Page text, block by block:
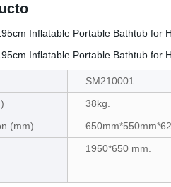
SM210001
38kg.
(mm)
1950*650 mm.